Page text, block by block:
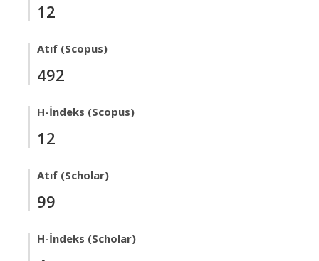
12
Atıf (Scopus)
492
H-İndeks (Scopus)
12
Atıf (Scholar)
99
H-İndeks (Scholar)